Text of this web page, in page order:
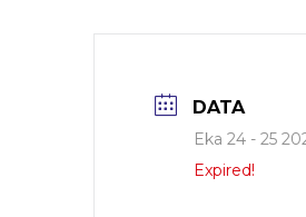
DATA
Eka 24 - 25
Expired!